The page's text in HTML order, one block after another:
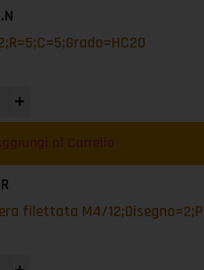
al Carrello
filettata M4/